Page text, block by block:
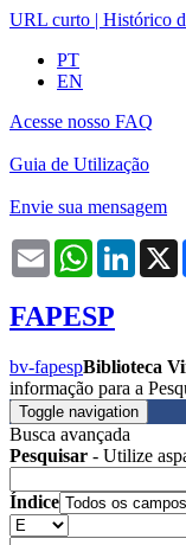
URL curto | Histórico
PT
EN
Acesse nosso FAQ
Guia de Utilização
Envie sua mensagem
Email WhatsApp
FAPESP
bv-fapespBiblioteca
informação para a
Toggle navigation
Busca avançada
Pesquisar - Utilize
Índice